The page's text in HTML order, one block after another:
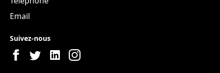
Email
Suivez-nous